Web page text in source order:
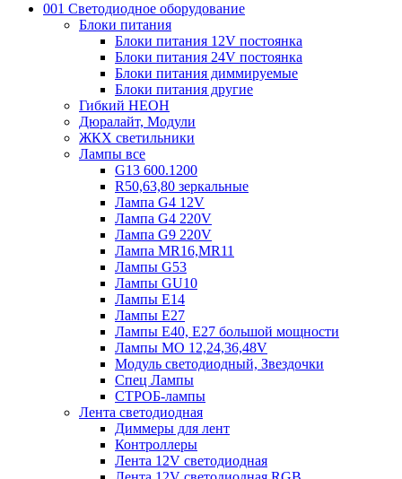
001 Светодиодное оборудование
Блоки питания
Блоки питания 12V постоянка
Блоки питания 24V постоянка
Блоки питания диммируемые
Блоки питания другие
Гибкий НЕОН
Дюралайт, Модули
ЖКХ светильники
Лампы все
G13 600.1200
R50,63,80 зеркальные
Лампа G4 12V
Лампа G4 220V
Лампа G9 220V
Лампа MR16,MR11
Лампы G53
Лампы GU10
Лампы Е14
Лампы Е27
Лампы Е40, Е27 большой мощности
Лампы МО 12,24,36,48V
Модуль светодиодный, Звездочки
Спец Лампы
СТРОБ-лампы
Лента светодиодная
Диммеры для лент
Контроллеры
Лента 12V светодиодная